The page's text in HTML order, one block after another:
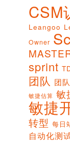
CSM
Leangoo
Owner
sprint
团队 团
敏捷估算 敏
敏捷
转型 每日
自动化测